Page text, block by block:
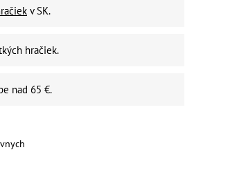
v SK.
hračiek.
nad 65 €.